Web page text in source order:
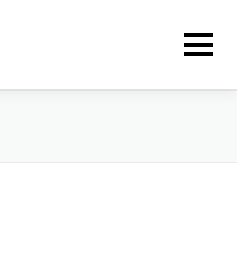
Menü